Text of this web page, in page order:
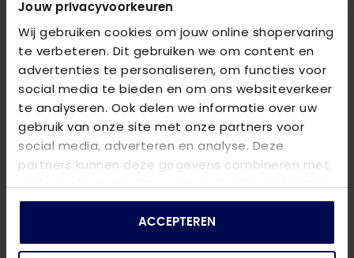
Jouw privacyvoorkeuren
Wij gebruiken cookies om jouw online shopervaring
te verbeteren. Dit gebruiken we om content en
advertenties te personaliseren, om functies voor
social media te bieden en om ons websiteverkeer
te analyseren. Ook delen we informatie over uw
gebruik van onze site met onze partners voor
social media, adverteren en analyse. Deze
partners kunnen deze gegevens combineren met
andere informatie die u aan ze heeft verstrekt of
die ze hebben verzameld op basis van uw gebruik
ACCEPTEREN
ONLY ONLY
€ 39,99